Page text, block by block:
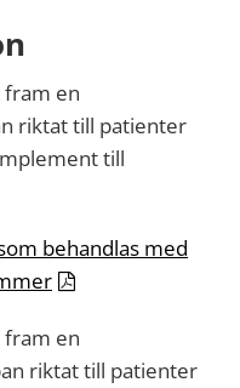
en
riktat till patienter
till
behandlas med
en
riktat till patienter